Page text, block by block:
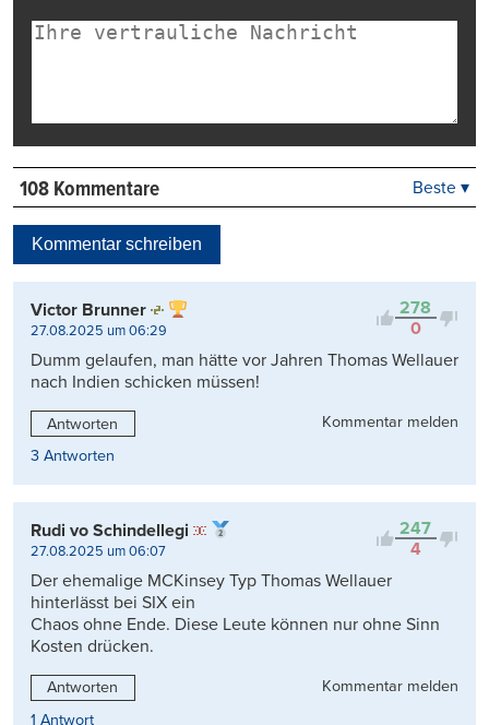
108 Kommentare
Kontrovers
Beste ▾
Kommentar schreiben
278
0
Victor Brunner
27.08.2025 um 06:29
Dumm gelaufen, man hätte vor Jahren Thomas Wellauer
nach Indien schicken müssen!
Antworten
Kommentar melden
3 Antworten
247
4
Rudi vo Schindellegi
27.08.2025 um 06:07
Der ehemalige MCKinsey Typ Thomas Wellauer
hinterlässt bei SIX ein
Chaos ohne Ende. Diese Leute können nur ohne Sinn
Kosten drücken.
Antworten
Kommentar melden
1 Antwort